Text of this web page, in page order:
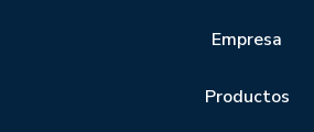
Empresa
Productos